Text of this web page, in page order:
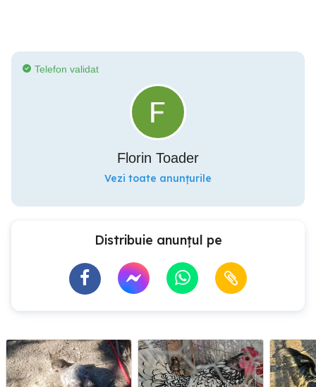
Telefon validat
Florin Toader
Vezi toate anunțurile
Distribuie anunțul pe